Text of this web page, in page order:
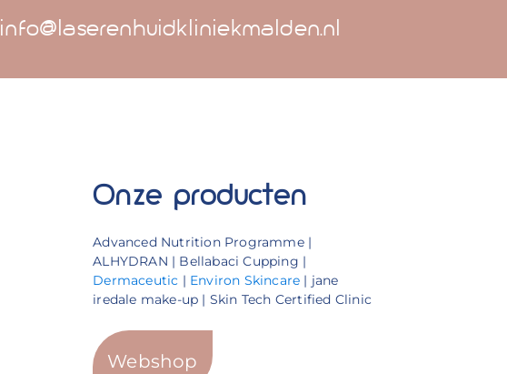
info@laserenhuidkliniekmalden.nl
Onze producten
Advanced Nutrition Programme |
ALHYDRAN | Bellabaci Cupping |
Dermaceutic | Environ Skincare | jane
iredale make-up | Skin Tech Certified Clinic
Webshop